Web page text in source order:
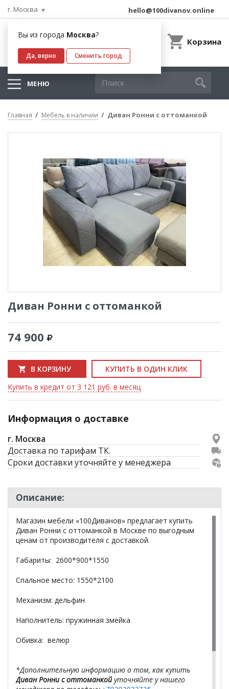
г. Москва
Вы из города Москва?
Да, верно Сменить город
hello@100divanov.online
Корзина
МЕНЮ
Главная Мебель в наличии Диван Ронни с оттоманкой
Диван Ронни с оттоманкой
74 900
В КОРЗИНУ
КУПИТЬ В ОДИН КЛИК
Купить в кредит от 3 121 руб. в месяц
Информация о доставке
г. Москва
Доставка по тарифам ТК.
Сроки доставки уточняйте у менеджера
Описание:
Магазин мебели «100Диванов» предлагает купить
Диван Ронни с оттоманкой в Москве по выгодным
ценам от производителя с доставкой.
Габариты: 2600*900*1550
Спальное место: 1550*2100
Механизм: дельфин
Наполнитель: пружинная змейка
Обивка: велюр
*Дополнительную информацию о том, как купить
Диван Ронни с оттоманкойуточняйте у нашего